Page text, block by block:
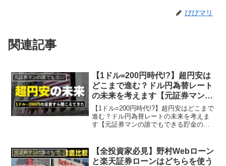
ぴぴマリ
関連記事
元証券マンの誰でもできる貯金の話
【1ドル=200円時代!?】超円安は
どこまで進む？ドル円為替レート
の未来を考えます【元証券マンの
誰でもできる貯金の話】
【1ドル=200円時代!?】超円安はどこまで
進む？ドル円為替レートの未来を考えま
す【元証券マンの誰でもできる貯金の
い」と申します。このチャンネルでは元
証券マンの視...
元証券マンの誰でもできる貯金の話
【全投資家必見】野村Webローン
と楽天証券ローンはどちらを使う